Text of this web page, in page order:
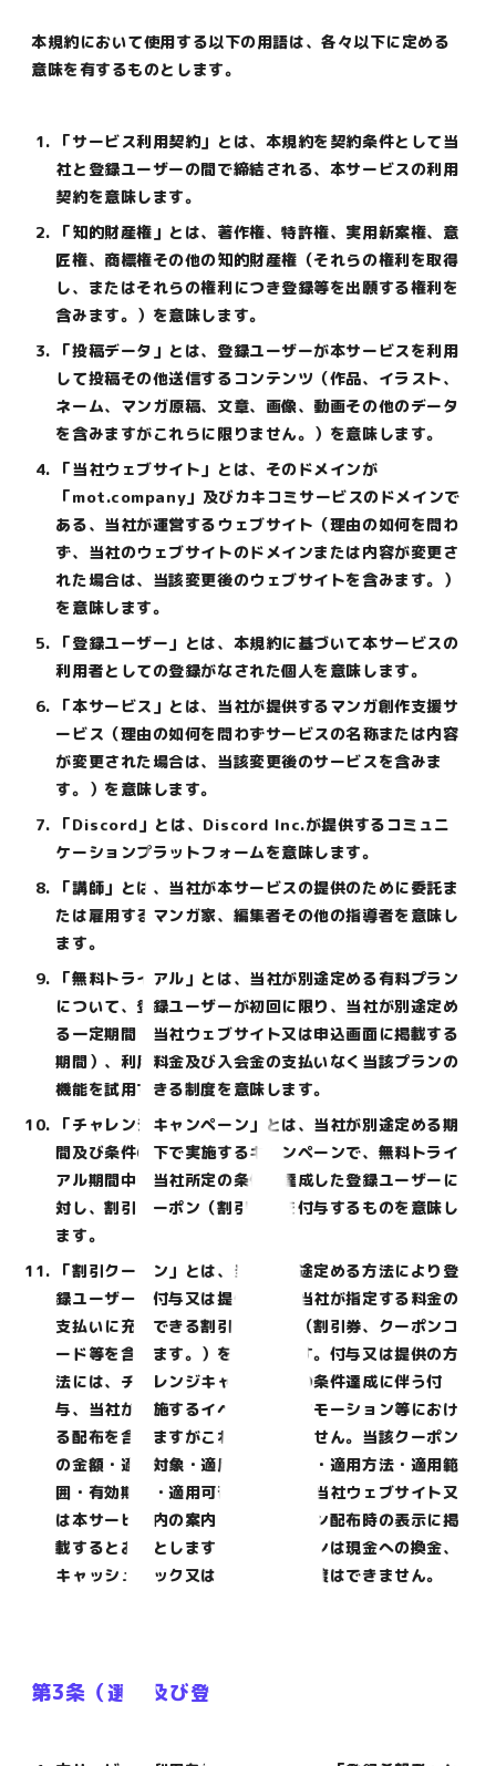
本規約において使用する以下の用語は、各々以下に定める
意味を有するものとします。
「サービス利用契約」とは、本規約を契約条件として当
社と登録ユーザーの間で締結される、本サービスの利用
契約を意味します。
「知的財産権」とは、著作権、特許権、実用新案権、意
匠権、商標権その他の知的財産権（それらの権利を取得
し、またはそれらの権利につき登録等を出願する権利を
含みます。）を意味します。
「投稿データ」とは、登録ユーザーが本サービスを利用
して投稿その他送信するコンテンツ（作品、イラスト、
ネーム、マンガ原稿、文章、画像、動画その他のデータ
を含みますがこれらに限りません。）を意味します。
「当社ウェブサイト」とは、そのドメインが
「mot.company」及びカキコミサービスのドメインで
ある、当社が運営するウェブサイト（理由の如何を問わ
ず、当社のウェブサイトのドメインまたは内容が変更さ
れた場合は、当該変更後のウェブサイトを含みます。）
を意味します。
「登録ユーザー」とは、本規約に基づいて本サービスの
利用者としての登録がなされた個人を意味します。
「本サービス」とは、当社が提供するマンガ創作支援サ
ービス（理由の如何を問わずサービスの名称または内容
が変更された場合は、当該変更後のサービスを含みま
す。）を意味します。
「Discord」とは、Discord Inc.が提供するコミュニ
ケーションプラットフォームを意味します。
「講師」とは、当社が本サービスの提供のために委託ま
たは雇用するマンガ家、編集者その他の指導者を意味し
ます。
「無料トライアル」とは、当社が別途定める有料プラン
について、登録ユーザーが初回に限り、当社が別途定め
る一定期間（当社ウェブサイト又は申込画面に掲載する
期間）、利用料金及び入会金の支払いなく当該プランの
機能を試用できる制度を意味します。
「チャレンジキャンペーン」とは、当社が別途定める期
間及び条件の下で実施するキャンペーンで、無料トライ
アル期間中に当社所定の条件を達成した登録ユーザーに
対し、割引クーポン（割引券）を付与するものを意味し
ます。
「割引クーポン」とは、当社が別途定める方法により登
録ユーザーに付与又は提供する、当社が指定する料金の
支払いに充当できる割引クーポン（割引券、クーポンコ
ード等を含みます。）を意味します。付与又は提供の方
法には、チャレンジキャンペーンの条件達成に伴う付
与、当社が実施するイベント・プロモーション等におけ
る配布を含みますがこれらに限りません。当該クーポン
の金額・適用対象・適用タイミング・適用方法・適用範
囲・有効期限・適用可否の詳細は、当社ウェブサイト又
は本サービス内の案内、又はクーポン配布時の表示に掲
載するとおりとします。当該クーポンは現金への換金、
キャッシュバック又は第三者への譲渡はできません。
第3条（選考及び登録）